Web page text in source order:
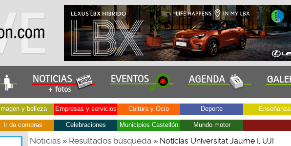
Imagen y belleza Empresas y servicios Cultura y Ocio Deporte Enseñanza
Ir de compras Celebraciones Municipios Castellón Mundo motor
Noticias» Resultados búsqueda» Noticias Universitat Jaume I, UJI